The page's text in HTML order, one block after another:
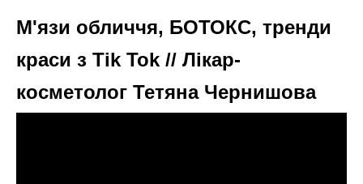
М'язи обличчя, БОТОКС, тренди
краси з Tik Tok // Лікар-
косметолог Тетяна Чернишова